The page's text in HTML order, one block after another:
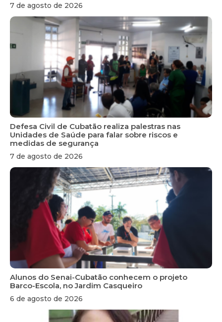
7 de agosto de 2026
Defesa Civil de Cubatão realiza palestras nas
Unidades de Saúde para falar sobre riscos e
medidas de segurança
7 de agosto de 2026
Alunos do Senai-Cubatão conhecem o projeto
Barco-Escola, no Jardim Casqueiro
6 de agosto de 2026